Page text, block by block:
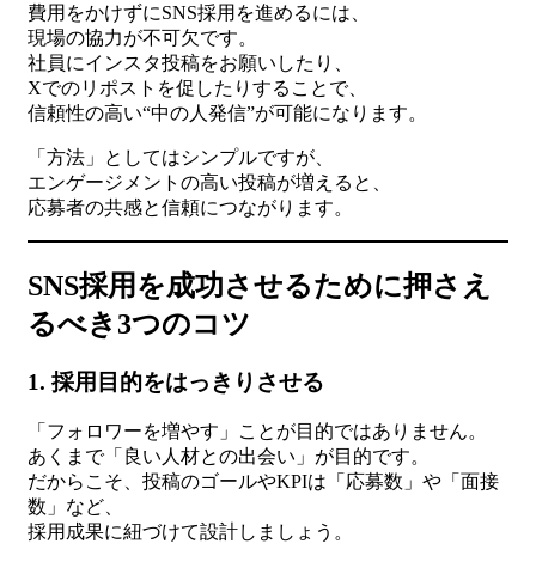
費用をかけずにSNS採用を進めるには、
現場の協力が不可欠です。
社員にインスタ投稿をお願いしたり、
Xでのリポストを促したりすることで、
信頼性の高い“中の人発信”が可能になります。
「方法」としてはシンプルですが、
エンゲージメントの高い投稿が増えると、
応募者の共感と信頼につながります。
SNS採用を成功させるために押さえ
るべき3つのコツ
1. 採用目的をはっきりさせる
「フォロワーを増やす」ことが目的ではありません。
あくまで「良い人材との出会い」が目的です。
だからこそ、投稿のゴールやKPIは「応募数」や「面接
数」など、
採用成果に紐づけて設計しましょう。